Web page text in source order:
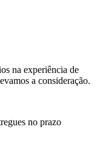
na experiência de
a consideração.
no prazo